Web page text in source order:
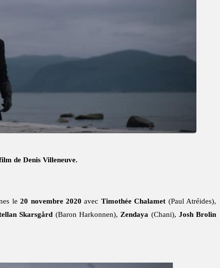
de Denis Villeneuve.
le20 novembre 2020 avec Timothée Chalamet (Paul Atréides),
Skarsgård (Baron Harkonnen), Zendaya (Chani), Josh Brolin